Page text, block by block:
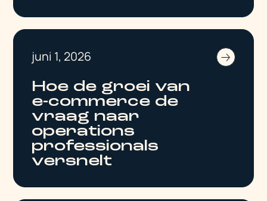
juni 1, 2026
Hoe de groei van
e-commerce de
vraag naar
operations
professionals
versnelt